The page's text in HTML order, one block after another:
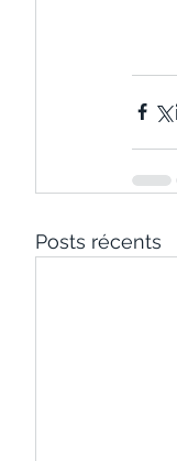
Posts récents